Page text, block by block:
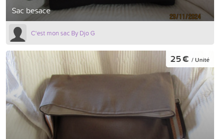
Sac besace
C'est mon sac By Djo G
25 € / Unité